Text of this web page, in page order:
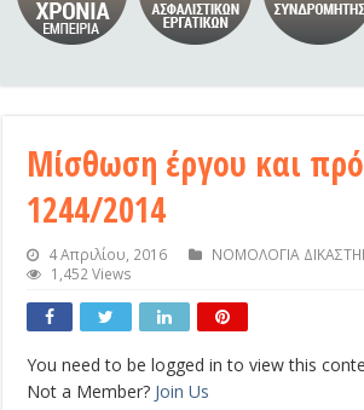
Μίσθωση έργου και
1244/2014
4 Απριλίου, 2016
ΝΟΜΟΛΟΓΙΑ
1,452 Views
You need to be logged in to view this
Not a Member? Join Us